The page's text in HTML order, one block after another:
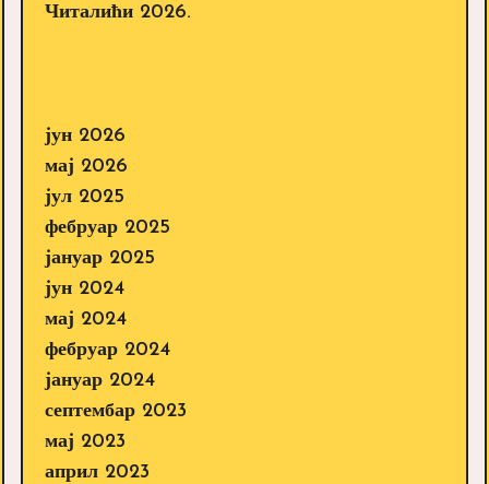
Читалићи 2026.
јун 2026
мај 2026
јул 2025
фебруар 2025
јануар 2025
јун 2024
мај 2024
фебруар 2024
јануар 2024
септембар 2023
мај 2023
април 2023